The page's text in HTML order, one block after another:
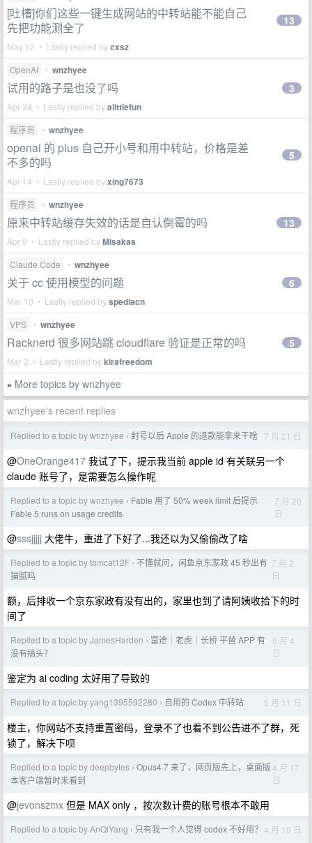
[吐槽]你们这些一键生成网站的中转站能不能自己
先把功能测全了
May 12 • Lastly replied bycxsz
13
OpenAI • wnzhyee
试用的路子是也没了吗
Apr 24 • Lastly replied byalittlefun
3
程序员 • wnzhyee
openai 的 plus 自己开小号和用中转站，价格是差
不多的吗
Apr 14 • Lastly replied byxing7673
5
程序员 • wnzhyee
原来中转站缓存失效的话是自认倒霉的吗
Apr 9 • Lastly replied byMisakas
13
Claude Code • wnzhyee
关于 cc 使用模型的问题
Mar 10 • Lastly replied byspediacn
6
VPS • wnzhyee
Racknerd 很多网站跳 cloudflare 验证是正常的吗
Mar 2 • Lastly replied bykirafreedom
5
» More topics by wnzhyee
wnzhyee's recent replies
Replied to a topic by wnzhyee › 封号以后 Apple 的退款能拿来干啥 7 月 21 日
@OneOrange417 我试了下，提示我当前 apple id 有关联另一个
claude 账号了，是需要怎么操作呢
Replied to a topic by wnzhyee › Fable 用了 50% week limit 后提示
Fable 5 runs on usage credits
7 月 20
日
@sssjjjjj 大佬牛，重进了下好了...我还以为又偷偷改了啥
Replied to a topic by tomcat12F › 不懂就问，闲鱼京东家政 45 秒出有
猫腻吗
7 月 2
日
额，后排收一个京东家政有没有出的，家里也到了请阿姨收拾下的时
间了
Replied to a topic by JamesHarden › 富途｜老虎｜长桥 平替 APP 有
没有搞头？
6 月 4
日
鉴定为 ai coding 太好用了导致的
Replied to a topic by yang1395592280 › 自用的 Codex 中转站 5 月 11 日
楼主，你网站不支持重置密码，登录不了也看不到公告进不了群，死
锁了，解决下呗
Replied to a topic by deepbytes › Opus4.7 来了，网页版先上，桌面版
本客户端暂时未看到
4 月 17
日
@jevonszmx 但是 MAX only ，按次数计费的账号根本不敢用
Replied to a topic by AnQiYang › 只有我一个人觉得 codex 不好用？ 4 月 16 日